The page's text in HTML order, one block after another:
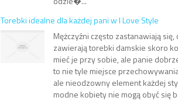
Torebki idealne dla każdej pani w I Love Style
Mężczyźni często zastanawiają
zawierają torebki damskie skoro
mieć je przy sobie, ale panie
to nie tyle miejsce
ale nieodzowny element każdej
modne kobiety nie mogą obyć się